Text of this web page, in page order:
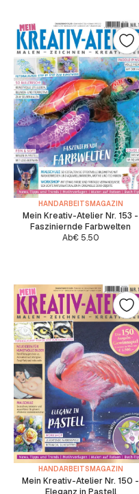
HANDARBEITSMAGAZIN
Mein Kreativ-Atelier Nr. 153 -
Fasziniernde Farbwelten
Ab€5.50
HANDARBEITSMAGAZIN
Mein Kreativ-Atelier Nr. 150 -
Eleganz in Pastell